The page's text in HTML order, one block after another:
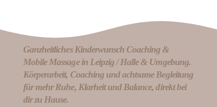
Ganzheitliches Kinderwunsch Coaching &
Mobile Massage in Leipzig / Halle & Umgebung.
Körperarbeit, Coaching und achtsame Begleitung
für mehr Ruhe, Klarheit und Balance, direkt bei
dir zu Hause.